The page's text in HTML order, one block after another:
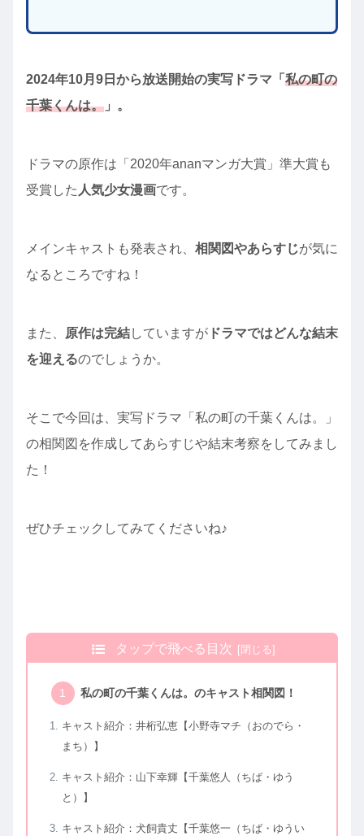
2024年10月9日から放送開始の実写ドラマ「 私の町の
千葉くんは。 」。
ドラマの原作は「2020年ananマンガ大賞」準大賞も
受賞した 人気少女漫画です。
メインキャストも発表され、 相関図やあらすじが気に
なるところですね！
また、 原作は完結していますが ドラマではどんな結末
を迎えるのでしょうか。
そこで今回は、実写ドラマ「私の町の千葉くんは。」
の相関図を作成してあらすじや結末考察をしてみまし
た！
ぜひチェックしてみてくださいね♪
タップで飛べる目次
私の町の千葉くんは。のキャスト相関図！
キャスト紹介：井桁弘恵【小野寺マチ（おのでら・
まち）】
キャスト紹介：山下幸輝【千葉悠人（ちば・ゆう
と）】
キャスト紹介：犬飼貴丈【千葉悠一（ちば・ゆうい